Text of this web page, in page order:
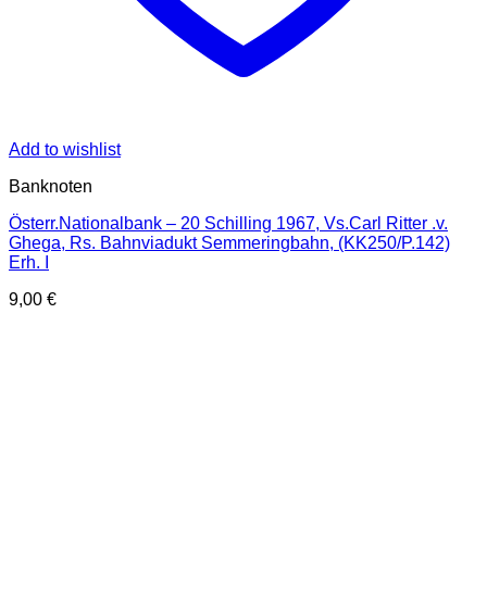
Add to wishlist
Banknoten
Österr.Nationalbank – 20 Schilling 1967, Vs.Carl Ritter .v.
Ghega, Rs. Bahnviadukt Semmeringbahn, (KK250/P.142)
Erh. I
9,00 €